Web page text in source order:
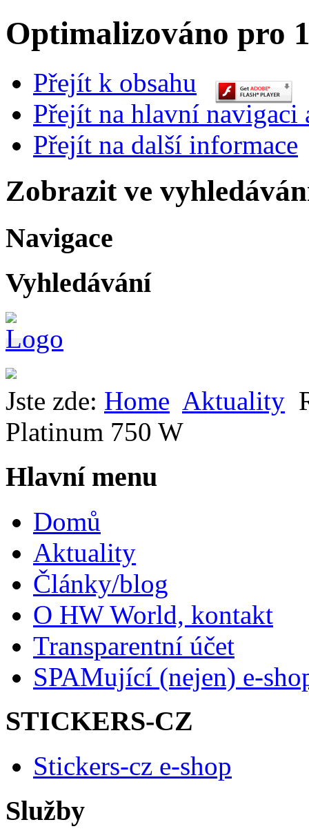
Optimalizováno pro
Přejít k obsahu
Přejít na hlavní navigaci
Přejít na další informace
Zobrazit ve
Navigace
Vyhledávání
Jste zde: Home Aktuality
Platinum 750 W
Hlavní menu
Domů
Aktuality
Články/blog
O HW World, kontakt
Transparentní účet
SPAMující (nejen) e-
STICKERS-CZ
Stickers-cz e-shop
Služby